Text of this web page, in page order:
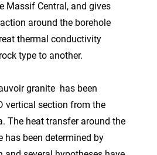
Massif Central, and gives
around the borehole
thermal conductivity
type to another.
granite has been
vertical section from the
The heat transfer around the
has been determined by